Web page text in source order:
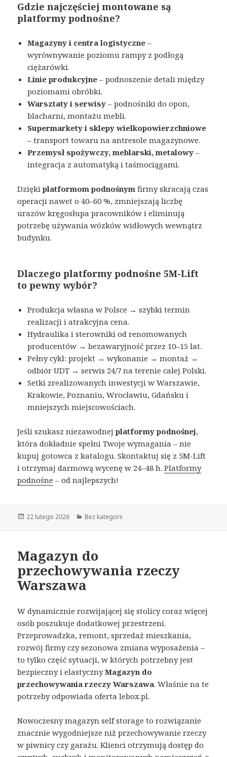
Gdzie najczęściej montowane są
platformy podnośne?
Magazyny i centra logistyczne –
wyrównywanie poziomu rampy z podłogą
ciężarówki.
Linie produkcyjne – podnoszenie detali między
poziomami obróbki.
Warsztaty i serwisy – podnośniki do opon,
blacharni, montażu mebli.
Supermarkety i sklepy wielkopowierzchniowe
– transport towaru na antresole magazynowe.
Przemysł spożywczy, meblarski, metalowy –
integracja z automatyką i taśmociągami.
Dziękiplatformom podnośnym firmy skracają czas
operacji nawet o 40–60 %, zmniejszają liczbę
urazów kręgosłupa pracowników i eliminują
potrzebę używania wózków widłowych wewnątrz
budynku.
Dlaczego platformy podnośne 5M-Lift
to pewny wybór?
Produkcja własna w Polsce → szybki termin
realizacji i atrakcyjna cena.
Hydraulika i sterowniki od renomowanych
producentów → bezawaryjność przez 10–15 lat.
Pełny cykl: projekt → wykonanie → montaż →
odbiór UDT → serwis 24/7 na terenie całej Polski.
Setki zrealizowanych inwestycji w Warszawie,
Krakowie, Poznaniu, Wrocławiu, Gdańsku i
mniejszych miejscowościach.
Jeśli szukasz niezawodnejplatformy podnośnej,
która dokładnie spełni Twoje wymagania – nie
kupuj gotowca z katalogu. Skontaktuj się z 5M-Lift
i otrzymaj darmową wycenę w 24–48 h.Platformy
podnośne – od najlepszych!
Opublikowano
22 lutego 2026 Kategorie
Bez kategorii
Magazyn do
przechowywania rzeczy
Warszawa
W dynamicznie rozwijającej się stolicy coraz więcej
osób poszukuje dodatkowej przestrzeni.
Przeprowadzka, remont, sprzedaż mieszkania,
rozwój firmy czy sezonowa zmiana wyposażenia –
to tylko część sytuacji, w których potrzebny jest
bezpieczny i elastycznyMagazyn do
przechowywania rzeczy Warszawa. Właśnie na te
potrzeby odpowiada oferta lebox.pl.
Nowoczesny magazyn self storage to rozwiązanie
znacznie wygodniejsze niż przechowywanie rzeczy
w piwnicy czy garażu. Klienci otrzymują dostęp do